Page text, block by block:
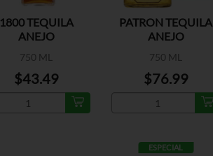
1800 TEQUILA
ANEJO
750 ML
$43.49
PATRON TEQUILA
ANEJO
750 ML
$76.99
ESPECIAL